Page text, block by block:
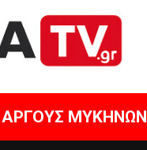
ΑΡΓΟΥΣ ΜΥΚΗΝΩΝ